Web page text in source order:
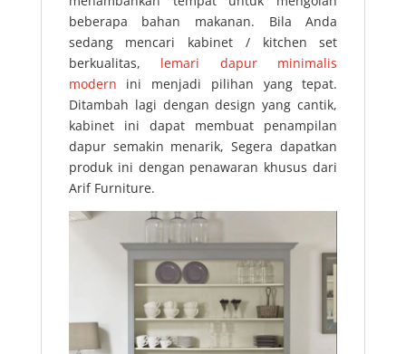
beberapa bahan makanan. Bila Anda
sedang mencari kabinet / kitchen set
berkualitas, lemari dapur minimalis
modern ini menjadi pilihan yang tepat.
Ditambah lagi dengan design yang cantik,
kabinet ini dapat membuat penampilan
dapur semakin menarik, Segera dapatkan
produk ini dengan penawaran khusus dari
Arif Furniture.